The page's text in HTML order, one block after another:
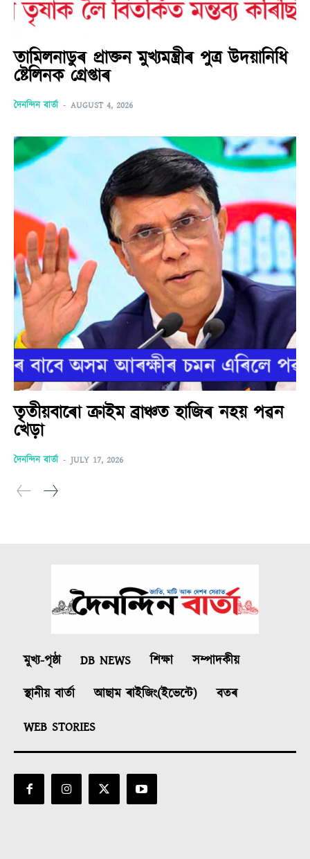
তামিলনাডুৰ প্ৰাক্তন মুখ্যমন্ত্ৰীৰ পুত্ৰ উদয়ানিধি
ষ্টেলিনক গ্ৰেপ্তাৰ
দৈনন্দিন বাৰ্তা - AUGUST 4, 2026
তৃতীয়বাৰো ক্ৰাইম ব্ৰাঞ্চত হাজিৰ নহয় পৱন
খেড়া
দৈনন্দিন বাৰ্তা - JULY 17, 2026
মুখ্য-পৃষ্ঠা DB NEWS শিক্ষা
সম্পাদকীয়
স্থানীয় বাৰ্তা
আছাম ৰাইজিং(ইভেন্টে)
বতৰ
WEB STORIES